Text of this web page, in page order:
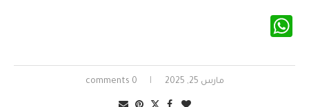
مارس 25, 2025 0 comments